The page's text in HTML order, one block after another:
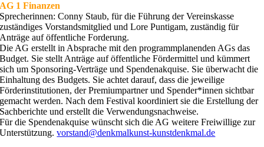
AG 1 Finanzen
Sprecherinnen: Conny Staub, für die Führung der Vereinskasse
zuständiges Vorstandsmitglied und Lore Puntigam, zuständig für
Anträge auf öffentliche Forderung.
Die AG erstellt in Absprache mit den programmplanenden AGs das
Budget. Sie stellt Anträge auf öffentliche Fördermittel und kümmert
sich um Sponsoring-Verträge und Spendenakquise. Sie überwacht die
Einhaltung des Budgets. Sie achtet darauf, dass die jeweilige
Förderinstitutionen, der Premiumpartner und Spender*innen sichtbar
gemacht werden. Nach dem Festival koordiniert sie die Erstellung der
Sachberichte und erstellt die Verwendungsnachweise.
Für die Spendenakquise wünscht sich die AG weitere Freiwillige zur
Unterstützung.vorstand@denkmalkunst-kunstdenkmal.de